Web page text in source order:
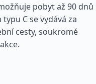
pobyt až 90 dnů
C se vydává za
cesty, soukromé